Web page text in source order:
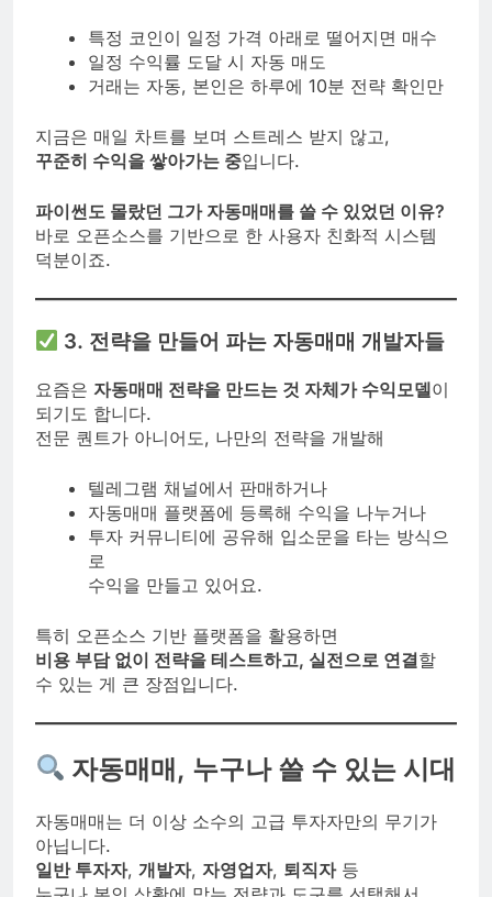
특정 코인이 일정 가격 아래로 떨어지면 매수
일정 수익률 도달 시 자동 매도
거래는 자동, 본인은 하루에 10분 전략 확인만
지금은 매일 차트를 보며 스트레스 받지 않고,
꾸준히 수익을 쌓아가는 중입니다.
파이썬도 몰랐던 그가 자동매매를 쓸 수 있었던 이유?
바로 오픈소스를 기반으로 한 사용자 친화적 시스템
덕분이죠.
3. 전략을 만들어 파는 자동매매 개발자들
요즘은 자동매매 전략을 만드는 것 자체가 수익모델이
되기도 합니다.
전문 퀀트가 아니어도, 나만의 전략을 개발해
텔레그램 채널에서 판매하거나
자동매매 플랫폼에 등록해 수익을 나누거나
투자 커뮤니티에 공유해 입소문을 타는 방식으
로
수익을 만들고 있어요.
특히 오픈소스 기반 플랫폼을 활용하면
비용 부담 없이 전략을 테스트하고, 실전으로 연결할
수 있는 게 큰 장점입니다.
자동매매, 누구나 쓸 수 있는 시대
자동매매는 더 이상 소수의 고급 투자자만의 무기가
아닙니다.
일반 투자자, 개발자, 자영업자, 퇴직자등